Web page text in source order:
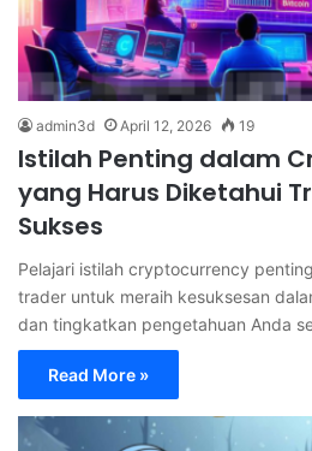
admin3d April 12, 2026 19
Istilah Penting dalam
yang Harus Diketahui
Sukses
Pelajari istilah cryptocurrency
trader untuk meraih kesuksesan
dan tingkatkan pengetahuan Anda
Read More »